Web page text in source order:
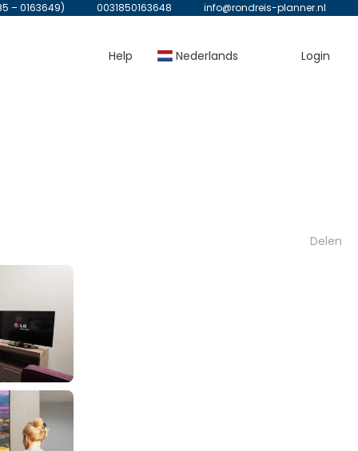
– 0163649) 0031850163648 info@rondreis-planner.nl
Help Nederlands Login
Delen